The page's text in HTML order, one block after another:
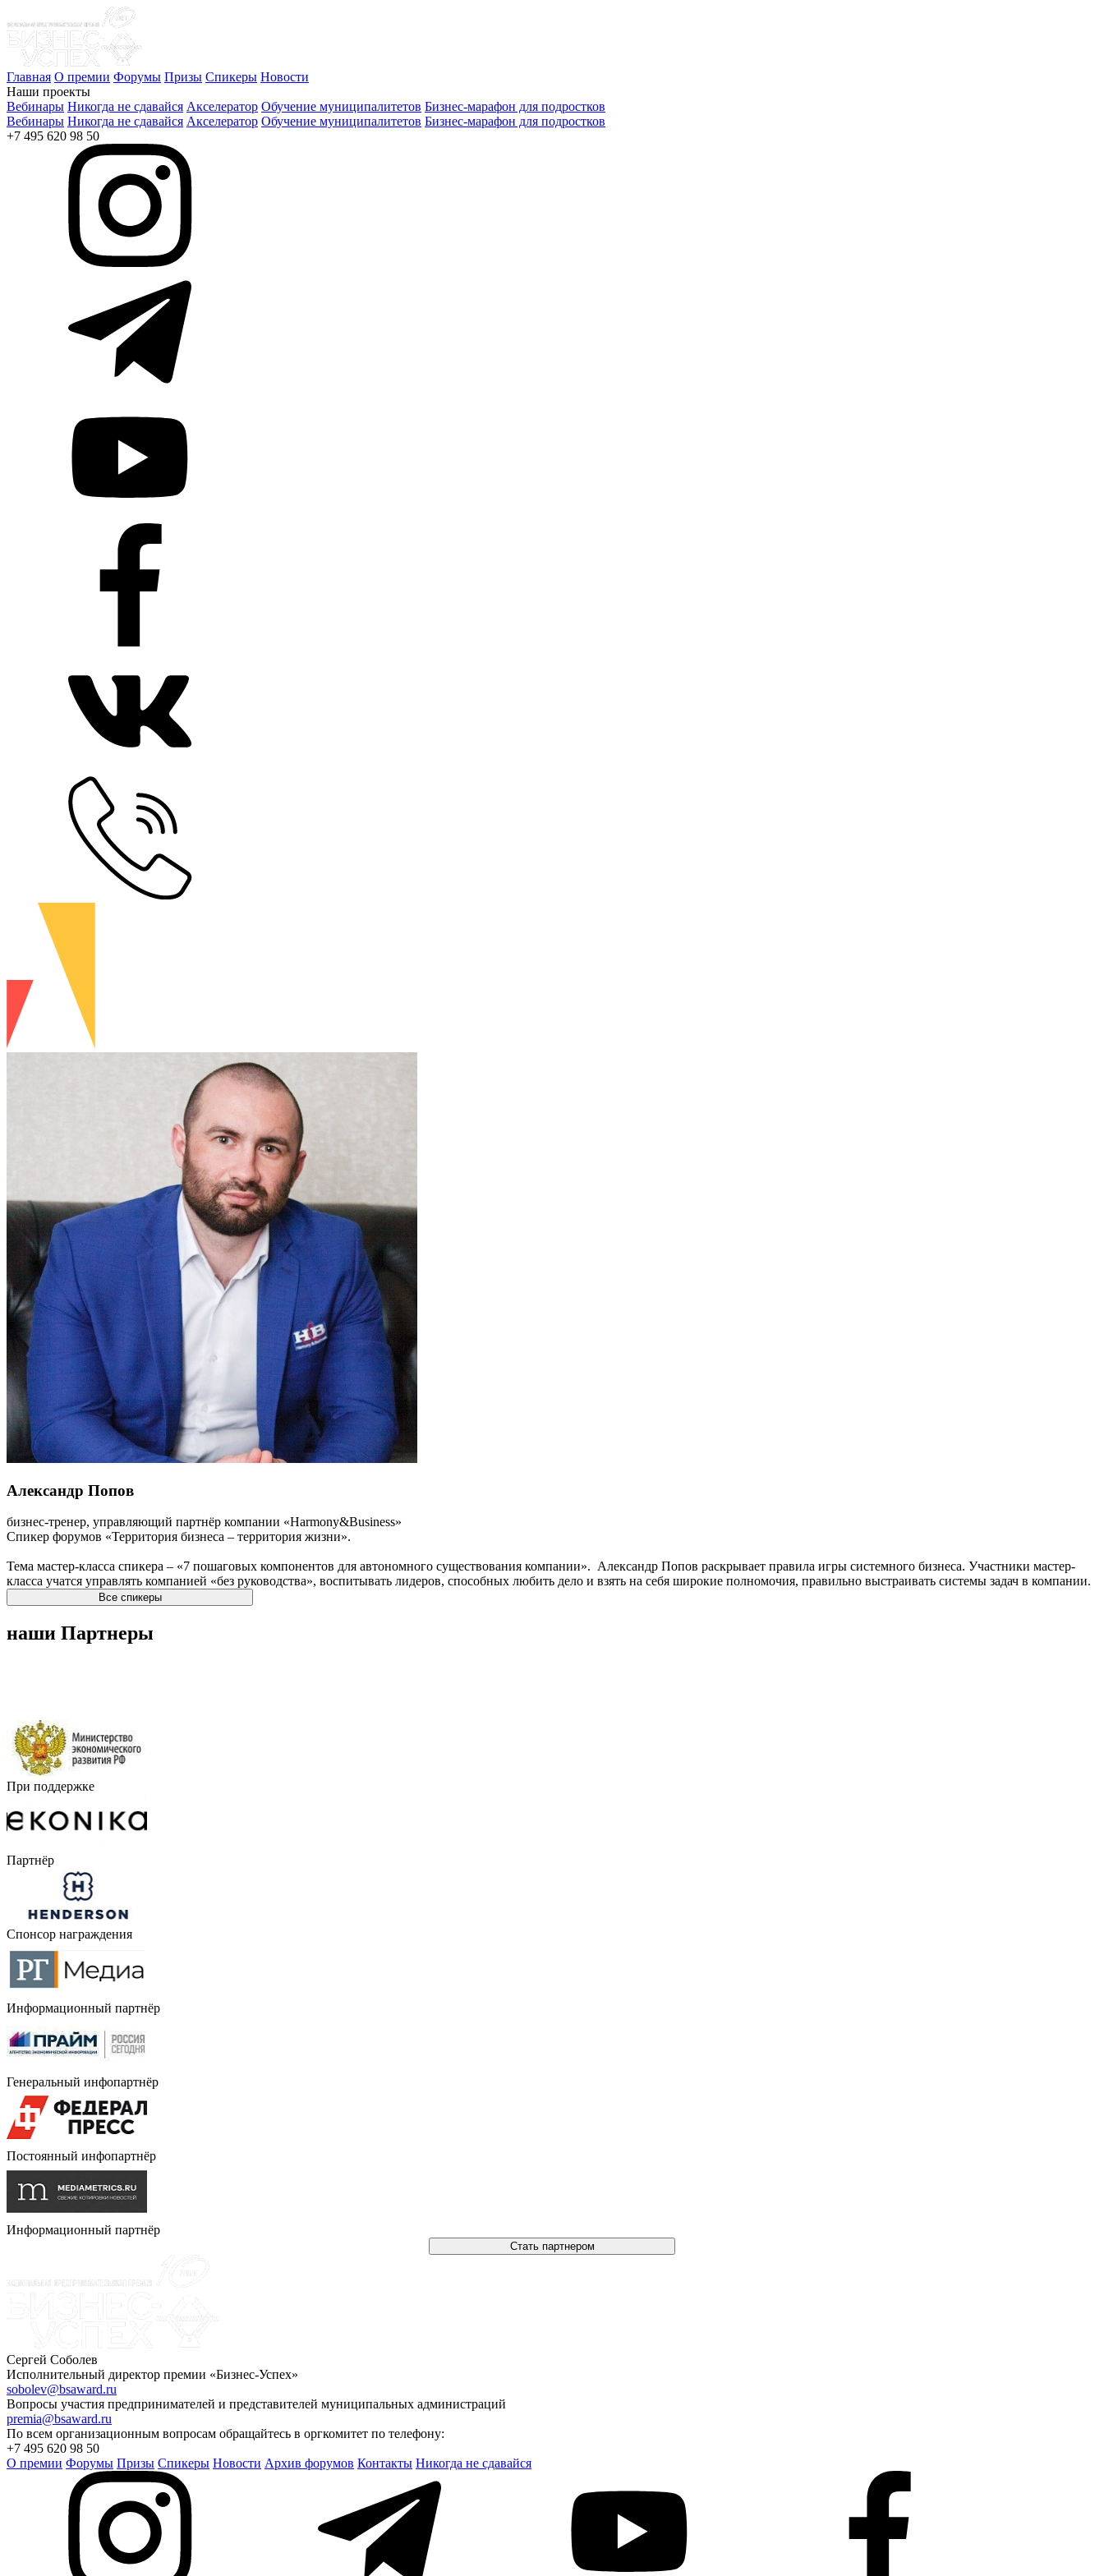
Главная О премии Форумы Призы Спикеры Новости
Наши проекты
Вебинары Никогда не сдавайся Акселератор Обучение муниципалитетов Бизнес-марафон для подростков
Вебинары Никогда не сдавайся Акселератор Обучение муниципалитетов Бизнес-марафон для подростков
+7 495 620 98 50
Александр Попов
бизнес-тренер, управляющий партнёр компании «Harmony&Business»
Спикер форумов «Территория бизнеса – территория жизни».
Тема мастер-класса спикера – «7 пошаговых компонентов для автономного существования компании». Александр Попов раскрывает правила игры системного бизнеса. Участники мастер-
класса учатся управлять компанией «без руководства», воспитывать лидеров, способных любить дело и взять на себя широкие полномочия, правильно выстраивать системы задач в компании.
Все спикеры
наши Партнеры
При поддержке
Партнёр
Спонсор награждения
Информационный партнёр
Генеральный инфопартнёр
Постоянный инфопартнёр
Информационный партнёр
Стать партнером
Сергей Соболев
Исполнительный директор премии «Бизнес-Успех»
sobolev@bsaward.ru
Вопросы участия предпринимателей и представителей муниципальных администраций
premia@bsaward.ru
По всем организационным вопросам обращайтесь в оргкомитет по телефону:
+7 495 620 98 50
О премии Форумы Призы Спикеры Новости Архив форумов Контакты Никогда не сдавайся